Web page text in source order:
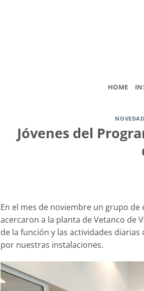
HOME
Jóvenes del
En el mes de noviembre un grupo
acercaron a la planta de Vetanco de
de la función y las actividades
por nuestras instalaciones.